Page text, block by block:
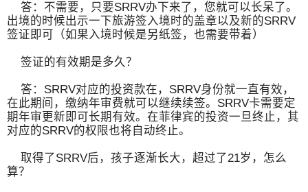
答：不需要，只要SRRV办下来了，您就可以长呆了。
出境的时候出示一下旅游签入境时的盖章以及新的SRRV
签证即可（如果入境时候是另纸签，也需要带着）
签证的有效期是多久？
答：SRRV对应的投资款在，SRRV身份就一直有效，
在此期间，缴纳年审费就可以继续续签。SRRV卡需要定
期年审更新即可长期有效。在菲律宾的投资一旦终止，其
对应的SRRV的权限也将自动终止。
取得了SRRV后，孩子逐渐长大，超过了21岁，怎么
算？